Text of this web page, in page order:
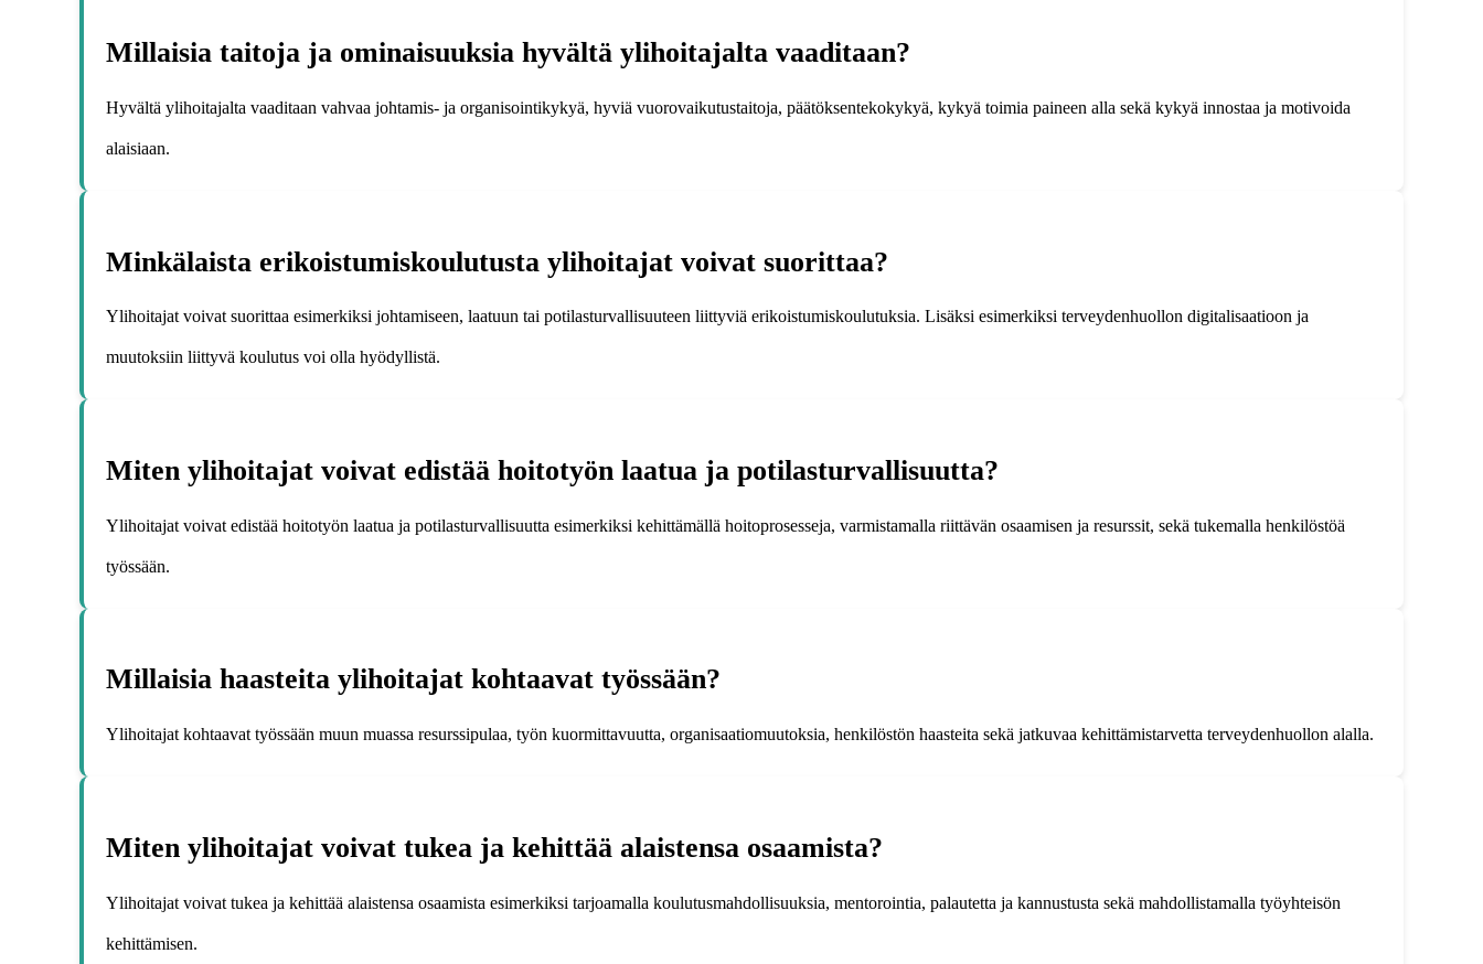
Millaisia taitoja ja ominaisuuksia hyvältä ylihoitajalta vaaditaan?
Hyvältä ylihoitajalta vaaditaan vahvaa johtamis- ja organisointikykyä, hyviä vuorovaikutustaitoja, päätöksentekokykyä, kykyä toimia paineen alla sekä kykyä innostaa ja motivoida
alaisiaan.
Minkälaista erikoistumiskoulutusta ylihoitajat voivat suorittaa?
Ylihoitajat voivat suorittaa esimerkiksi johtamiseen, laatuun tai potilasturvallisuuteen liittyviä erikoistumiskoulutuksia. Lisäksi esimerkiksi terveydenhuollon digitalisaatioon ja
muutoksiin liittyvä koulutus voi olla hyödyllistä.
Miten ylihoitajat voivat edistää hoitotyön laatua ja potilasturvallisuutta?
Ylihoitajat voivat edistää hoitotyön laatua ja potilasturvallisuutta esimerkiksi kehittämällä hoitoprosesseja, varmistamalla riittävän osaamisen ja resurssit, sekä tukemalla henkilöstöä
työssään.
Millaisia haasteita ylihoitajat kohtaavat työssään?
Ylihoitajat kohtaavat työssään muun muassa resurssipulaa, työn kuormittavuutta, organisaatiomuutoksia, henkilöstön haasteita sekä jatkuvaa kehittämistarvetta terveydenhuollon alalla.
Miten ylihoitajat voivat tukea ja kehittää alaistensa osaamista?
Ylihoitajat voivat tukea ja kehittää alaistensa osaamista esimerkiksi tarjoamalla koulutusmahdollisuuksia, mentorointia, palautetta ja kannustusta sekä mahdollistamalla työyhteisön
kehittämisen.